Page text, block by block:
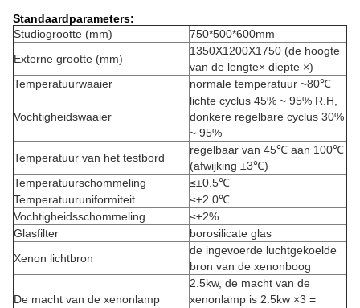
Standaardparameters:
Studiogrootte (mm)
750*500*600mm
Externe grootte (mm)
1350X1200X1750 (de hoogte
van de lengte× diepte ×)
Temperatuurwaaier
normale temperatuur ~80℃
Vochtigheidswaaier
lichte cyclus 45% ~ 95% R.H,
donkere regelbare cyclus 30%
~ 95%
Temperatuur van het testbord
regelbaar van 45℃ aan 100℃
(afwijking ±3℃)
Temperatuurschommeling
≤±0.5℃
Temperatuuruniformiteit
≤±2.0℃
Vochtigheidsschommeling
≤±2%
Glasfilter
borosilicate glas
Xenon lichtbron
de ingevoerde luchtgekoelde
bron van de xenonboog
De macht van de xenonlamp
2.5kw, de macht van de
xenonlamp is 2.5kw ×3 =